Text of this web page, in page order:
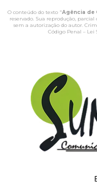
O conteúdo do texto "Agência de
reservado. Sua reprodução,
sem a autorização do autor.
Código Penal – Lei